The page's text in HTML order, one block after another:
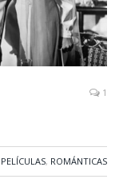
1
PELÍCULAS, ROMÁNTICAS